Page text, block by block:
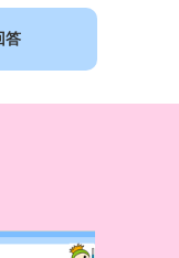
答